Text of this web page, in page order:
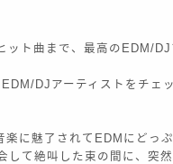
ト曲まで、最高のEDM/DJ
DJアーティストをチェ
に魅了されてEDMにどっぷ
て絶叫した束の間に、突